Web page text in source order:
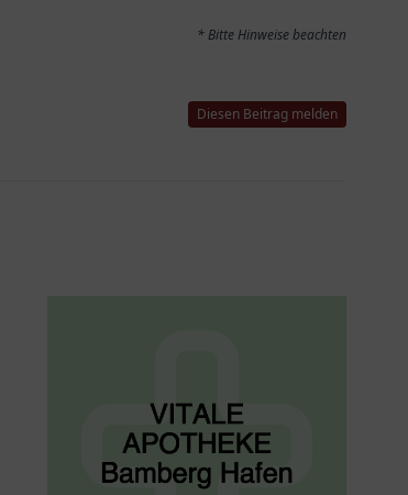
* Bitte Hinweise beachten
Diesen Beitrag melden